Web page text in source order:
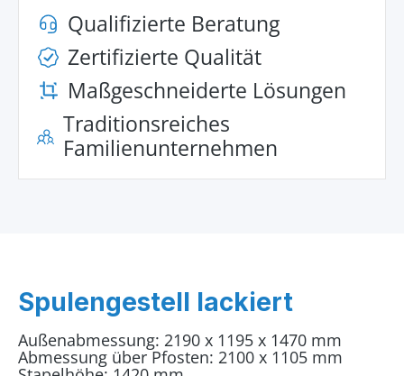
Qualifizierte Beratung
Zertifizierte Qualität
Maßgeschneiderte Lösungen
Traditionsreiches
Familienunternehmen
Spulengestell lackiert
Außenabmessung: 2190 x 1195 x 1470 mm
Abmessung über Pfosten: 2100 x 1105 mm